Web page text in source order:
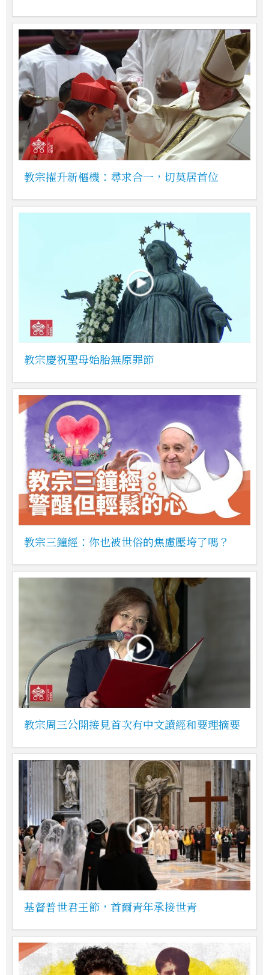
教宗擢升新樞機：尋求合一，切莫居首位
教宗慶祝聖母始胎無原罪節
教宗三鐘經：你也被世俗的焦慮壓垮了嗎？
教宗周三公開接見首次有中文讀經和要理摘要
基督普世君王節，首爾青年承接世青